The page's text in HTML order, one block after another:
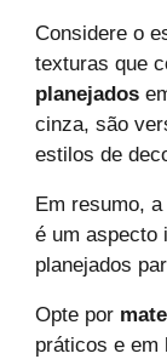
Considere o
texturas que
planejados
cinza, são
estilos de
Em resumo,
é um aspecto
planejados
Opte por
práticos e em